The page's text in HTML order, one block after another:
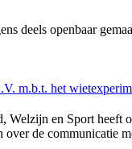
deels openbaar
m.b.t. het
Welzijn en Sport heeft
over de communicatie